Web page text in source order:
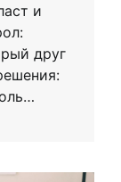
и
друг